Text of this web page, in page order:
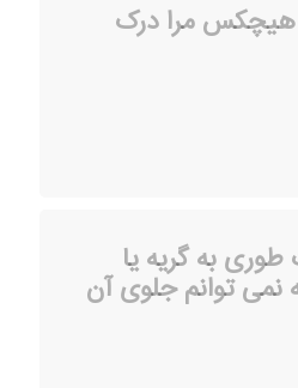
هیچکس مرا درک
طوری به گریه یا
نمی توانم جلوی آن